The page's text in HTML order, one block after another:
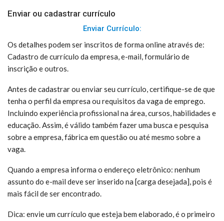
Enviar ou cadastrar currículo
Enviar Currículo:
Os detalhes podem ser inscritos de forma online através de:
Cadastro de currículo da empresa, e-mail, formulário de
inscrição e outros.
Antes de cadastrar ou enviar seu currículo, certifique-se de que
tenha o perfil da empresa ou requisitos da vaga de emprego.
Incluindo experiência profissional na área, cursos, habilidades e
educação. Assim, é válido também fazer uma busca e pesquisa
sobre a empresa, fábrica em questão ou até mesmo sobre a
vaga.
Quando a empresa informa o endereço eletrônico: nenhum
assunto do e-mail deve ser inserido na [carga desejada], pois é
mais fácil de ser encontrado.
Dica: envie um currículo que esteja bem elaborado, é o primeiro